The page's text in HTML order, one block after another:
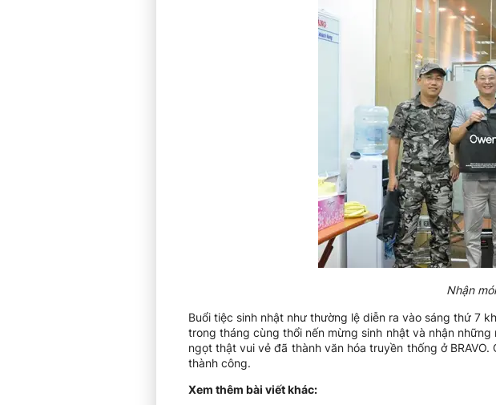
Nhận
Buổi tiệc sinh nhật như thường lệ diễn ra vào sáng thứ 7
trong tháng cùng thổi nến mừng sinh nhật và nhận
ngọt thật vui vẻ đã thành văn hóa truyền thống ở
thành công.
Xem thêm bài viết khác: